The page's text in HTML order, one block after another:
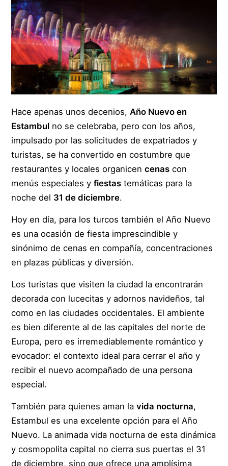
Hace apenas unos decenios, Año Nuevo en
Estambul no se celebraba, pero con los años,
impulsado por las solicitudes de expatriados y
turistas, se ha convertido en costumbre que
restaurantes y locales organicencenas con
menús especiales yfiestas temáticas para la
noche del 31 de diciembre.
Hoy en día, para los turcos también el Año Nuevo
es una ocasión de fiesta imprescindible y
sinónimo de cenas en compañía, concentraciones
en plazas públicas y diversión.
Los turistas que visiten la ciudad la encontrarán
decorada con lucecitas y adornos navideños, tal
como en las ciudades occidentales. El ambiente
es bien diferente al de las capitales del norte de
Europa, pero es irremediablemente romántico y
evocador: el contexto ideal para cerrar el año y
recibir el nuevo acompañado de una persona
especial.
También para quienes aman lavida nocturna,
Estambul es una excelente opción para el Año
Nuevo. La animada vida nocturna de esta dinámica
y cosmopolita capital no cierra sus puertas el 31
de diciembre, sino que ofrece una amplísima